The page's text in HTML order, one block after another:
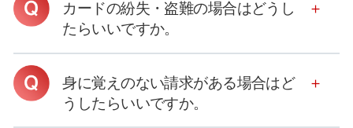
カードの紛失・盗難の場合はどうし
たらいいですか。
身に覚えのない請求がある場合はど
うしたらいいですか。